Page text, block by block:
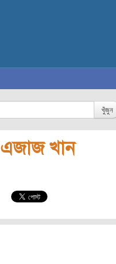
খুঁজুন
এজাজ খান